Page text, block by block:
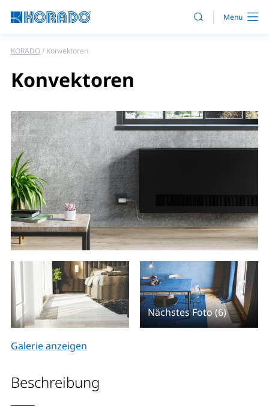
KORADO Konvektoren
Konvektoren
Nächstes Foto (6)
Galerie anzeigen
Beschreibung